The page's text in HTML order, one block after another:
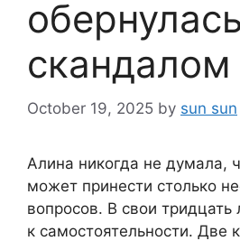
обернулась
скандалом
October 19, 2025 by sun sun
Алина никогда не думала,
может принести столько
вопросов. В свои тридцать
к самостоятельности. Две